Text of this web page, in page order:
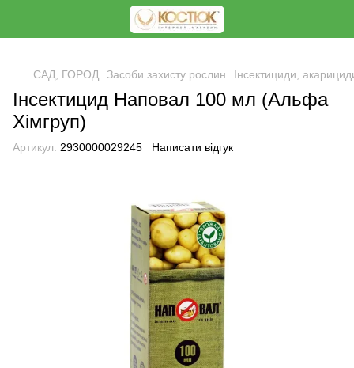
САД, ГОРОД Засоби захисту рослин Інсектициди,
Інсектицид Наповал 100 мл (Альфа
Хімгруп)
Артикул: 2930000029245 Написати відгук